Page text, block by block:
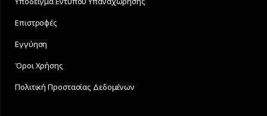
Επιστροφές
Εγγύηση
Όροι Χρήσης
Πολιτική Προστασίας Δεδομένων